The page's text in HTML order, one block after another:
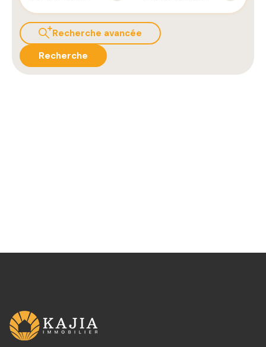
Recherche avancée
Recherche